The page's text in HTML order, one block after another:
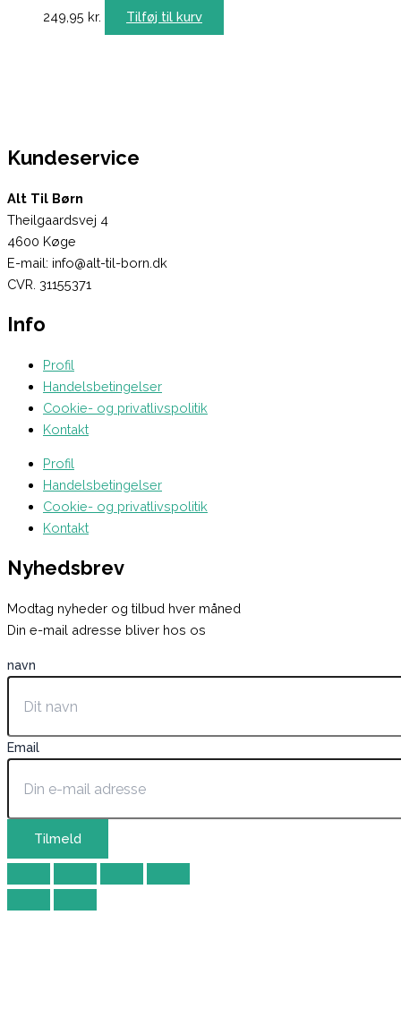
249,95 kr. Tilføj til kurv
Kundeservice
Alt Til Børn
Theilgaardsvej 4
4600 Køge
E-mail: info@alt-til-born.dk
CVR. 31155371
Info
Profil
Handelsbetingelser
Cookie- og privatlivspolitik
Kontakt
Profil
Handelsbetingelser
Cookie- og privatlivspolitik
Kontakt
Nyhedsbrev
Modtag nyheder og tilbud hver måned
Din e-mail adresse bliver hos os
navn
Email
Tilmeld